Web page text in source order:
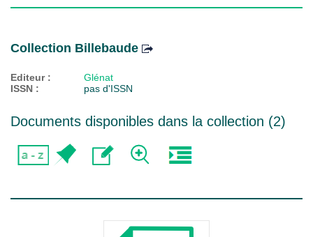
Collection Billebaude
Editeur :
Glénat
ISSN :
pas d'ISSN
Documents disponibles dans la collection (2)